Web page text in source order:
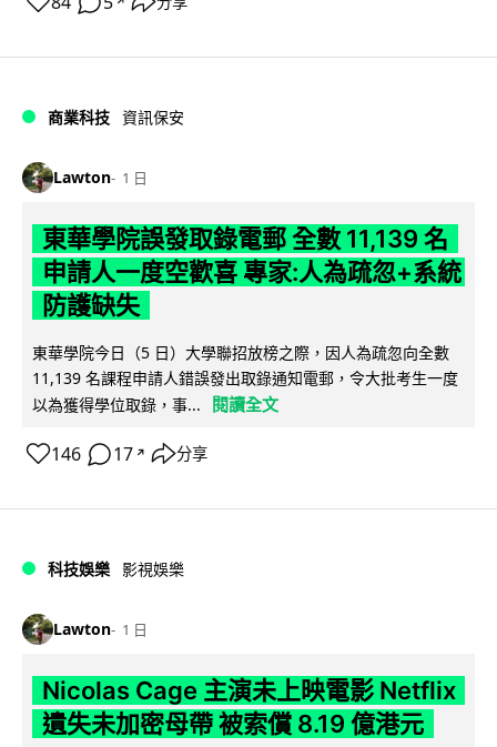
商業科技 資訊保安
Lawton 1 日
東華學院誤發取錄電郵 全數 11,139 名
申請人一度空歡喜 專家:人為疏忽+系統
防護缺失
東華學院今日（5 日）大學聯招放榜之際，因人為疏忽向全數
11,139 名課程申請人錯誤發出取錄通知電郵，令大批考生一度
以為獲得學位取錄，事...
閱讀全文
146 17 ↗ 分享
科技娛樂 影視娛樂
Lawton 1 日
Nicolas Cage 主演未上映電影 Netflix
遺失未加密母帶 被索償 8.19 億港元